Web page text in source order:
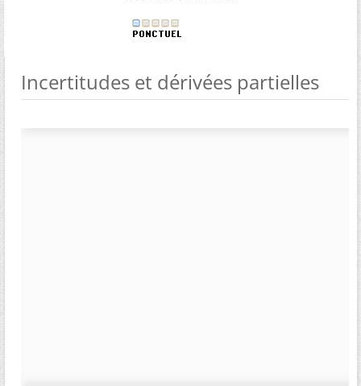
Incertitudes et dérivées partielles